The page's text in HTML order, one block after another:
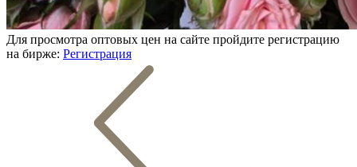
Для просмотра оптовых цен на сайте пройдите регистрацию
на бирже: Регистрация